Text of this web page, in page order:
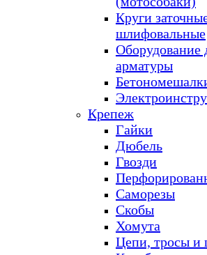
Круги
шлифовальные
Оборудование
арматуры
Крепеж
Гайки
Дюбель
Гвозди
Саморезы
Скобы
Хомута
Цепи, тросы и